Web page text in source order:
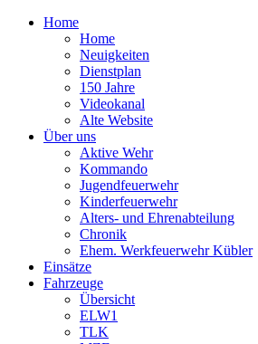
Home
Home
Neuigkeiten
Dienstplan
150 Jahre
Videokanal
Alte Website
Über uns
Aktive Wehr
Kommando
Jugendfeuerwehr
Kinderfeuerwehr
Alters- und Ehrenabteilung
Chronik
Ehem. Werkfeuerwehr Kübler
Einsätze
Fahrzeuge
Übersicht
ELW1
TLK